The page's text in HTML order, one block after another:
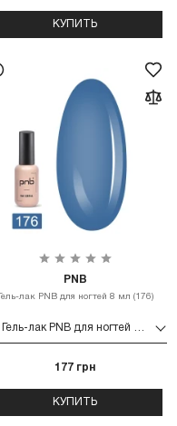
КУПИТЬ
PNB
Гель-лак PNB для ногтей 8 мл (176)
Гель-лак PNB для ногтей 8 мл (176)
177 грн
КУПИТЬ